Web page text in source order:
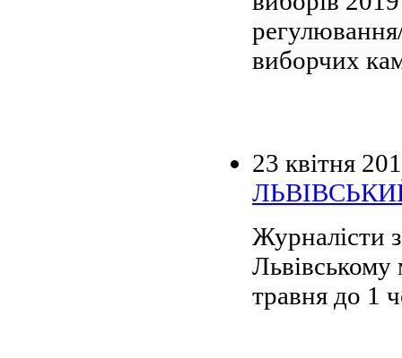
виборчих
23 квітня
Журналісти
Львівському
травня до 1